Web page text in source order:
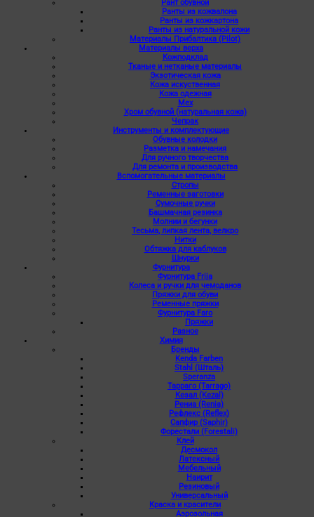
Рант обувной
Ранты из кожвалона
Ранты из кожкартона
Ранты из натуральной кожи
Материалы Прибалтика (Pilot)
Материалы верха
Кожподклад
Тканые и нетканые материалы
Экзотическая кожа
Кожа искуственная
Кожа одежная
Мех
Хром обувной (натуральная кожа)
Чепрак
Инструменты и комплектующие
Обувные колодки
Разметка и намечания
Для ручного творчества
Для ремонта и производства
Вспомогательные материалы
Стропы
Ременные заготовки
Сумочные ручки
Башмачная резинка
Молнии и бегунки
Тесьма, липкая лента, велкро
Нитки
Обтяжка для каблуков
Шнурки
Фурнитура
Фурнитура Frija
Колеса и ручки для чемоданов
Пряжки для обуви
Ременные пряжки
Фурнитура Faro
Пряжки
Разное
Химия
Бренды
Kenda Farben
Stahl (Шталь)
Speranza
Тарраго (Tarrago)
Кезал (Kezal)
Рениа (Renia)
Рефлекс (Reflex)
Сапфир (Saphir)
Форестали (Forestali)
Клей
Десмокол
Латексный
Мебельный
Наирит
Резиновый
Универсальный
Краска и красители
Аэрозольная